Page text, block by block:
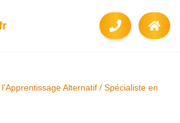
Alternatif / Spécialiste en